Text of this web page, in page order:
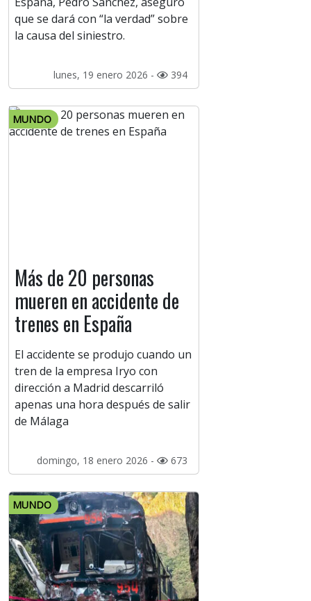
que se dará con “la verdad” sobre
la causa del siniestro.
lunes, 19 enero 2026 - 394
MUNDO
Más de 20 personas
mueren en accidente de
trenes en España
El accidente se produjo cuando un
tren de la empresa Iryo con
dirección a Madrid descarriló
apenas una hora después de salir
de Málaga
domingo, 18 enero 2026 - 673
MUNDO